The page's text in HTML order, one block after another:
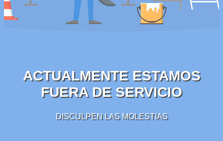
ACTUALMENTE ESTAMOS
FUERA DE SERVICIO
DISCULPEN LAS MOLESTIAS